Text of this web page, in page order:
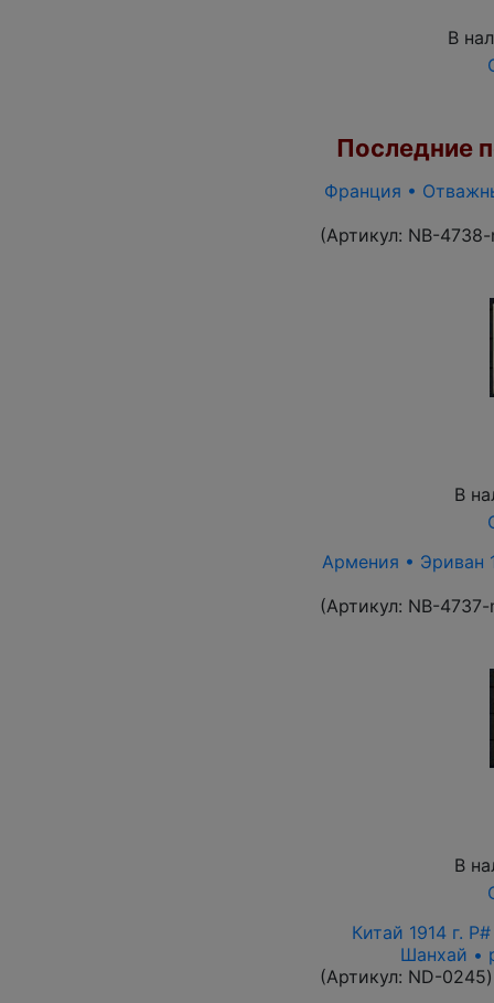
В
Последние
Франция •
(Артикул: NB-4738-
В
Армения • Эриван
(Артикул: NB-4737-
В
Китай 1914 г.
Шанхай •
(Артикул: ND-0245)